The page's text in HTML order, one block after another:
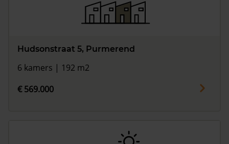
Hudsonstraat 5, Purmerend
6 kamers | 192 m2
€ 569.000